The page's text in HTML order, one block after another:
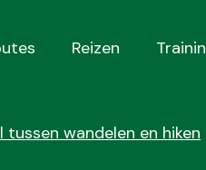
Reizen
tussen wandelen en hiken